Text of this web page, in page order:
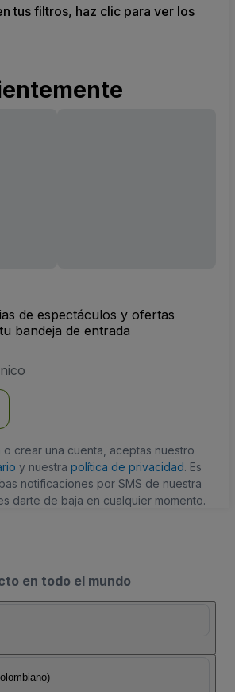
tus filtros, haz clic para ver los
de espectáculos y ofertas
bandeja de entrada
o crear una cuenta, aceptas nuestro
y nuestra política de privacidad. Es
notificaciones por SMS de nuestra
darte de baja en cualquier momento.
en todo el mundo